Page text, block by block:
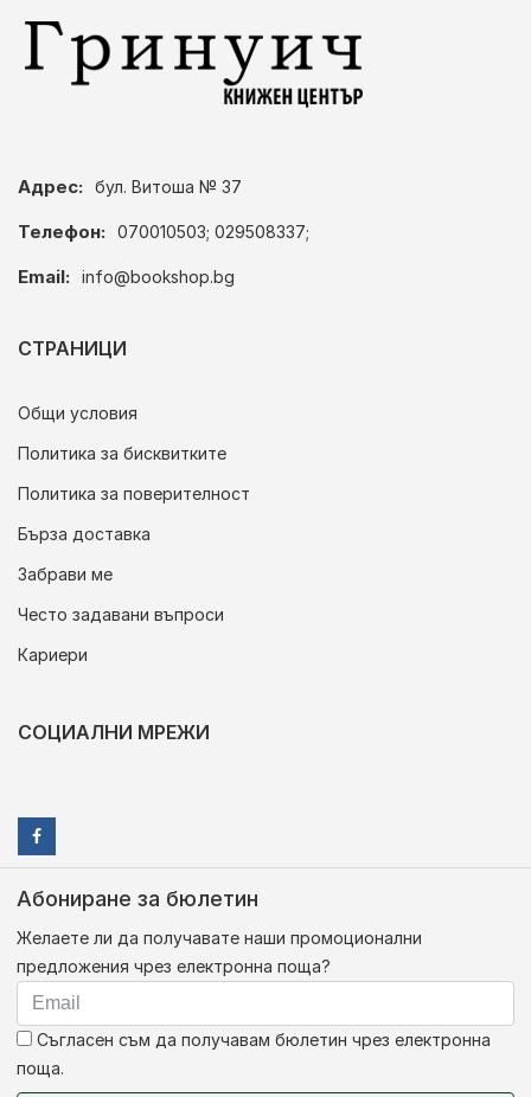
Адрес: бул. Витоша № 37
Телефон: 070010503; 029508337;
Email: info@bookshop.bg
СТРАНИЦИ
Общи условия
Политика за бисквитките
Политика за поверителност
Бърза доставка
Забрави ме
Често задавани въпроси
Кариери
СОЦИАЛНИ МРЕЖИ
Абониране за бюлетин
Желаете ли да получавате наши промоционални
предложения чрез електронна поща?
Съгласен съм да получавам бюлетин чрез електронна
поща.